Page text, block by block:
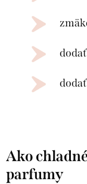
Ako
parfumy